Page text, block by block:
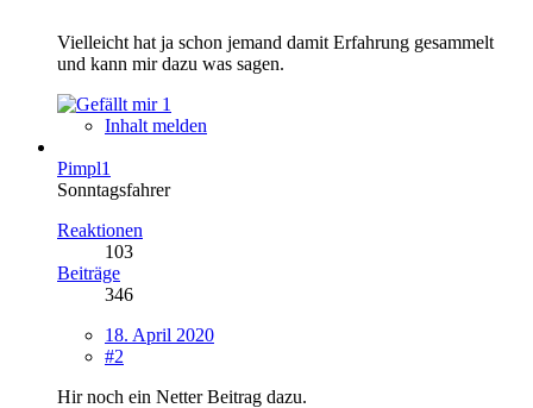
Vielleicht hat ja schon jemand damit Erfahrung gesammelt
und kann mir dazu was sagen.
1
Inhalt melden
Pimpl1
Sonntagsfahrer
Reaktionen
103
Beiträge
346
18. April 2020
#2
Hir noch ein Netter Beitrag dazu.